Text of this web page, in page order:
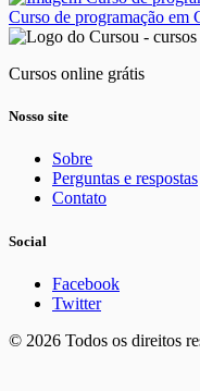
Curso de programação em
Cursos online grátis
Nosso site
Sobre
Perguntas e respostas
Contato
Social
Facebook
Twitter
© 2026 Todos os direitos